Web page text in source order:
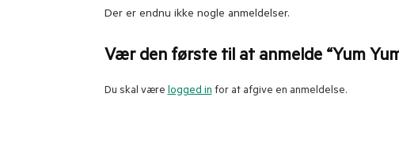
Der er endnu ikke nogle anmeldelser.
Vær den første til at anmelde “Yum
Du skal værelogged infor at afgive en anmeldelse.